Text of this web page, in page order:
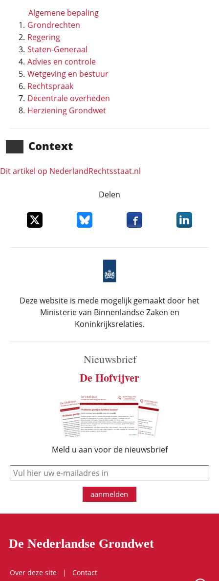
Algemene bepaling
Grondrechten
Regering
Staten-Generaal
Advies en controle
Wetgeving en bestuur
Rechtspraak
Decentrale overheden
Herziening Grondwet
Context
Dit artikel op NederlandRechts­staat.nl
Delen
Deel dit item op XDeel dit item op Bluesky
Deel dit item opDeel dit
Deze website is mede mogelijk gemaakt door het
Ministerie van Binnenlandse Zaken en
Koninkrijksrelaties.
Nieuwsbrief
De Hofvijver
Meld u aan voor de nieuwsbrief
e-mail
aanmelden
De Nederlandse Grondwet
Over deze site
Contact